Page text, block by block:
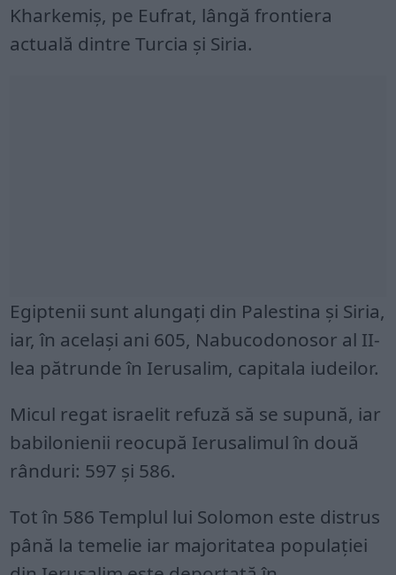
Kharkemiș, pe Eufrat, lângă frontiera
actuală dintre Turcia și Siria.
Egiptenii sunt alungați din Palestina și Siria,
iar, în același ani 605, Nabucodonosor al II-
lea pătrunde în Ierusalim, capitala iudeilor.
Micul regat israelit refuză să se supună, iar
babilonienii reocupă Ierusalimul în două
rânduri: 597 și 586.
Tot în 586 Templul lui Solomon este distrus
până la temelie iar majoritatea populației